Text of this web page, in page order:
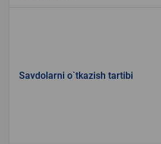
Savdolarni o`tkazish tartibi